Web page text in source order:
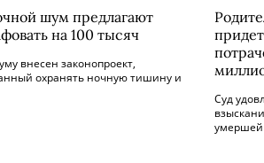
шум предлагают
на 100 тысяч
внесен законопроект,
охранять ночную тишину и
Суд